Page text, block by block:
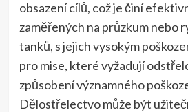
obsazení cílů, což je činí
zaměřených na průzkum nebo
tanků, s jejich vysokým
pro mise, které vyžadují
způsobení významného
Dělostřelectvo může být